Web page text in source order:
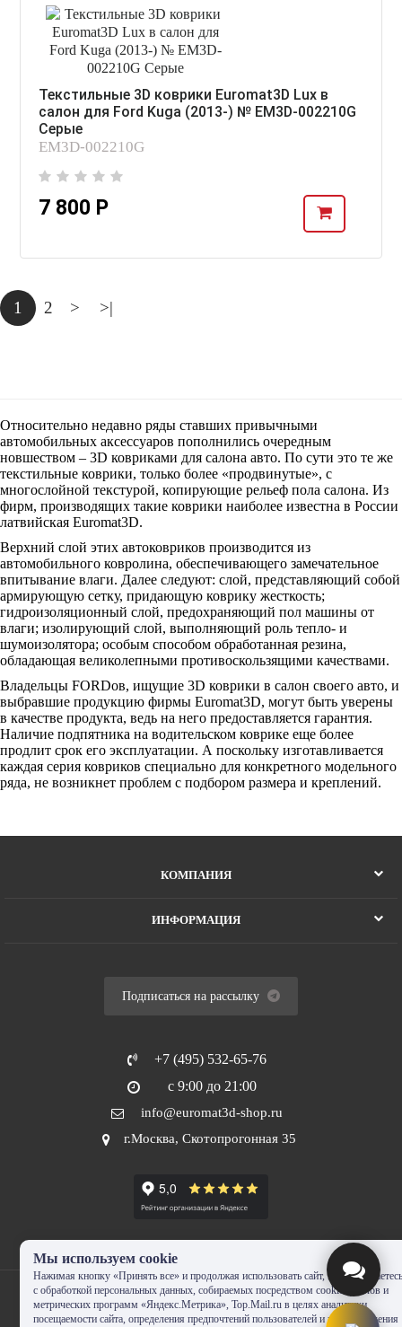
Текстильные 3D коврики Euromat3D Lux в
салон для Ford Kuga (2013-) № EM3D-002210G
Серые
EM3D-002210G
7 800 Р
1 2 > >|
Относительно недавно ряды ставших привычными
автомобильных аксессуаров пополнились очередным
новшеством – 3D ковриками для салона авто. По сути это те же
текстильные коврики, только более «продвинутые», с
многослойной текстурой, копирующие рельеф пола салона. Из
фирм, производящих такие коврики наиболее известна в России
латвийская Euromat3D.
Верхний слой этих автоковриков производится из
автомобильного ковролина, обеспечивающего замечательное
впитывание влаги. Далее следуют: слой, представляющий собой
армирующую сетку, придающую коврику жесткость;
гидроизоляционный слой, предохраняющий пол машины от
влаги; изолирующий слой, выполняющий роль тепло- и
шумоизолятора; особым способом обработанная резина,
обладающая великолепными противоскользящими качествами.
Владельцы FORDов, ищущие 3D коврики в салон своего авто, и
выбравшие продукцию фирмы Euromat3D, могут быть уверены
в качестве продукта, ведь на него предоставляется гарантия.
Наличие подпятника на водительском коврике еще более
продлит срок его эксплуатации. А поскольку изготавливается
каждая серия ковриков специально для конкретного модельного
ряда, не возникнет проблем с подбором размера и креплений.
КОМПАНИЯ
ИНФОРМАЦИЯ
Подписаться на рассылку
+7 (495) 532-65-76
с 9:00 до 21:00
info@euromat3d-shop.ru
г.Москва, Скотопрогонная 35
Мы используем cookie
Нажимая кнопку «Принять все» и продолжая использовать сайт, Вы
с обработкой персональных данных, собираемых посредством cookie-файлов и
метрических программ «Яндекс.Метрика», Top.Mail.ru в целях аналитики
посещаемости сайта, определения предпочтений пользователей и предоставления